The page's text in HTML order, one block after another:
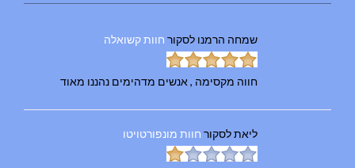
שמחה הרמנו לסקור חוות קשואלה
חווה מקסימה , אנשים מדהימים נהננו מאוד
ליאתלסקור חוות מונפורטויטו